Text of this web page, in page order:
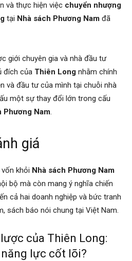
và thực hiện việc chuyển nhượng
tại Nhà sách Phương Nam đã
giới chuyên gia và nhà đầu tư
đích của Thiên Long nhằm chính
và đầu tư của mình tại chuỗi nhà
một sự thay đổi lớn trong cấu
Phương Nam.
giá
khỏi Nhà sách Phương Nam
bộ mà còn mang ý nghĩa chiến
cả hai doanh nghiệp và bức tranh
sách báo nói chung tại Việt Nam.
của Thiên Long:
lực cốt lõi?